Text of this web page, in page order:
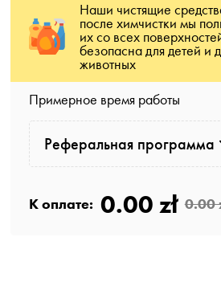
Наши чистящие
после химчистки мы
их со всех
безопасна для детей и
животных
Примерное время работы
Реферальная программа
К оплате: 0.00 zł 0.00